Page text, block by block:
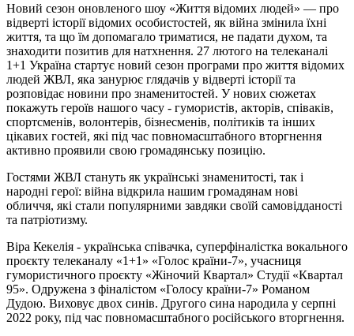
Новий сезон оновленого шоу «Життя відомих людей» — про
відверті історії відомих особистостей, як війна змінила їхні
життя, та що їм допомагало триматися, не падати духом, та
знаходити позитив для натхнення. 27 лютого на телеканалі
1+1 Україна стартує новий сезон програми про життя відомих
людей ЖВЛ, яка занурює глядачів у відверті історії та
розповідає новини про знаменитостей. У нових сюжетах
покажуть героїв нашого часу - гумористів, акторів, співаків,
спортсменів, волонтерів, бізнесменів, політиків та інших
цікавих гостей, які під час повномасштабного вторгнення
активно проявили свою громадянську позицію.
Гостями ЖВЛ стануть як українські знаменитості, так і
народні герої: війна відкрила нашим громадянам нові
обличчя, які стали популярними завдяки своїй самовідданості
та патріотизму.
Віра Кекелія - українська співачка, суперфіналістка вокального
проєкту телеканалу «1+1» «Голос країни-7», учасниця
гумористичного проєкту «Жіночий Квартал» Студії «Квартал
95». Одружена з фіналістом «Голосу країни-7» Романом
Дудою. Виховує двох синів. Другого сина народила у серпні
2022 року, під час повномасштабного російського вторгнення.